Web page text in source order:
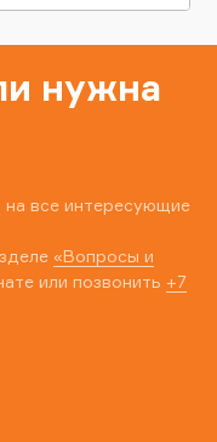
нужна
все интересующие
«Вопросы и
или позвонить +7